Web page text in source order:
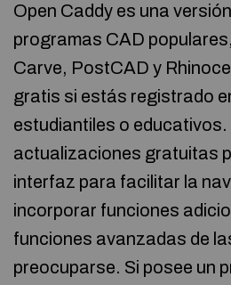
Open Caddy es una
programas CAD
Carve, PostCAD y
gratis si estás registrado
estudiantiles o
actualizaciones gratuitas
interfaz para facilitar la
incorporar funciones
funciones avanzadas de
preocuparse. Si posee un